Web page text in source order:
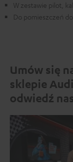
W zestawie pilot,
Do pomieszczeń do
Umów się
sklepie
odwiedź